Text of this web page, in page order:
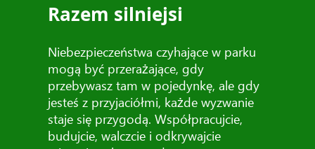
Razem silniejsi
Niebezpieczeństwa czyhające w parku
mogą być przerażające, gdy
przebywasz tam w pojedynkę, ale gdy
jesteś z przyjaciółmi, każde wyzwanie
staje się przygodą. Współpracujcie,
budujcie, walczcie i odkrywajcie